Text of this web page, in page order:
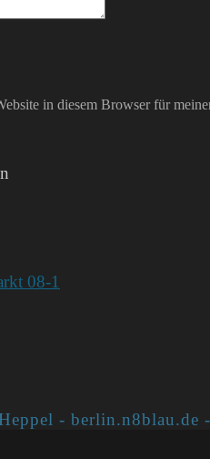
in diesem Browser für
08-1
- berlin.n8blau.de